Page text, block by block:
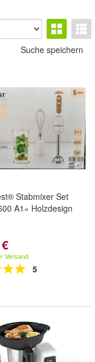
Suche speichern
Stabmixer Set
A1« Holzdesign
Versand
5